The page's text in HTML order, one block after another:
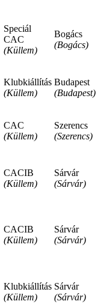
Speciál
CAC
(Küllem)
Bogács
(Bogács)
Klubkiállítás
(Küllem)
Budapest
(Budapest)
CAC
(Küllem)
Szerencs
(Szerencs)
CACIB
(Küllem)
Sárvár
(Sárvár)
CACIB
(Küllem)
Sárvár
(Sárvár)
Klubkiállítás
(Küllem)
Sárvár
(Sárvár)